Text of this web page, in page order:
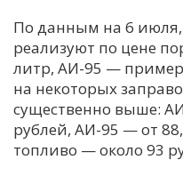
Н
По данным на 6 июля,
реализуют по цене
литр, АИ-95 —
на некоторых
существенно выше:
рублей, АИ-95 — от
топливо — около 93